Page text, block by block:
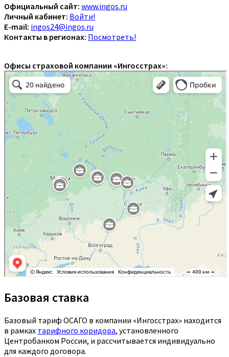
Официальный сайт: www.ingos.ru
Личный кабинет: Войти!
E-mail: ingos24@ingos.ru
Контакты в регионах: Посмотреть!
Офисы страховой компании «Ингосстрах»:
Базовая ставка
Базовый тариф ОСАГО в компании «Ингосстрах» находится
в рамках тарифного коридора, установленного
Центробанком России, и рассчитывается индивидуально
для каждого договора.